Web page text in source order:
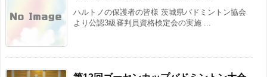
ハルトノの保護者の皆様 茨城県バドミントン協会
より公認3級審判員資格検定会の実施 ...